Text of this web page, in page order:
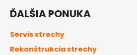
ĎALŠIA PONUKA
Servis strechy
Rekonštrukcia strechy